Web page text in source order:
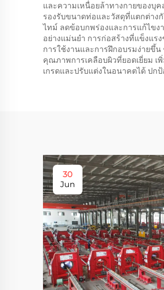
และความเหนื่อยล้าทางกายของบุ
รองรับขนาดท่อและวัสดุที่แตกต่าง
ไทม์ ลดข้อบกพร่องและการแก้ไขง
อย่างแม่นยำ การก่อสร้างที่แข็งแร
การใช้งานและการฝึกอบรมง่ายขึ้
คุณภาพการเคลือบผิวที่ยอดเยี่ยม
เกรดและปรับแต่งในอนาคตได้ ปก
30
Jun